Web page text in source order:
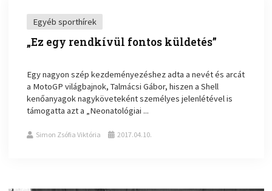
Egyéb sporthírek
„Ez egy rendkívül fontos küldetés”
Egy nagyon szép kezdeményezéshez adta a nevét és arcát
a MotoGP világbajnok, Talmácsi Gábor, hiszen a Shell
kenőanyagok nagyköveteként személyes jelenlétével is
támogatta azt a „Neonatológiai ...
Simon Zsófia Viktória 2017.04.10.